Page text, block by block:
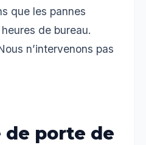
que les pannes
de bureau.
n’intervenons pas
porte de